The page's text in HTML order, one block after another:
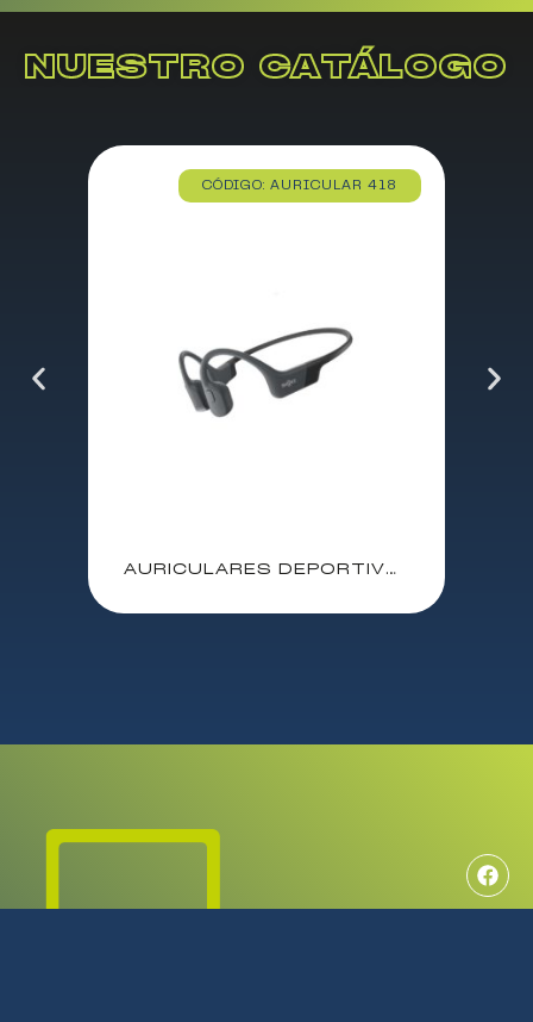
NUESTRO CATÁLOGO
CÓDIGO: AURICULAR 418
AURICULARES DEPORTIVOS SHOKZ OPENRUN BLACK / CONDUCCION OSEA / C/MICROFONO / 8 HORAS AUTONOMIA / IP67 / BLUETOOTH / USB-C / S805-ST-BK